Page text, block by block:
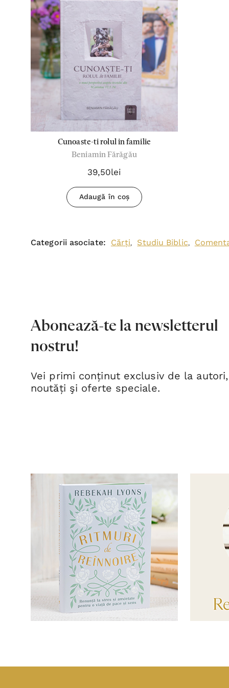
Cunoaste-ti rolul in familie
Beniamin Fărăgău
39,50lei
Adaugă în coș
Categorii asociate: Cărți, Studiu Biblic,
Abonează-te la newsletterul
nostru!
Vei primi conținut exclusiv de la autori,
noutăți şi oferte speciale.